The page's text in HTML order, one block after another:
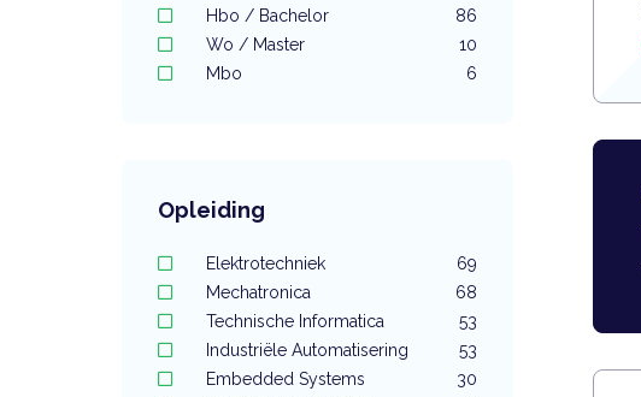
Hbo / Bachelor
86
Wo / Master
10
Mbo
6
Opleiding
Elektrotechniek
69
Mechatronica
68
Technische Informatica
53
Industriële Automatisering
53
Embedded Systems
30